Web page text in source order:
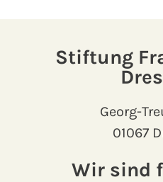
Stiftung
Georg-
01067
Wir sind